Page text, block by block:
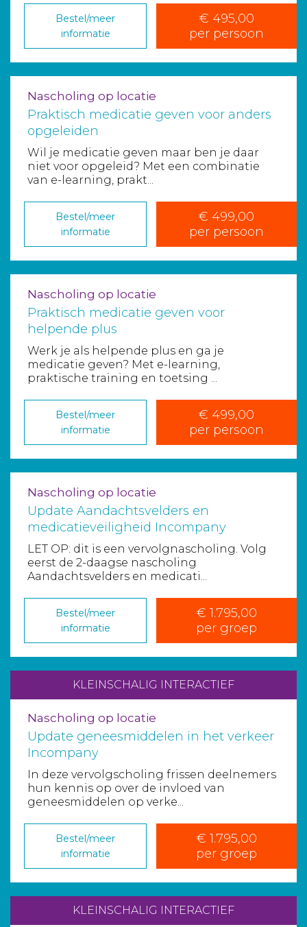
Bestel/meer
informatie
€ 495,00
per persoon
Nascholing op locatie
Praktisch medicatie geven voor anders
opgeleiden
Wil je medicatie geven maar ben je daar
niet voor opgeleid? Met een combinatie
van e-learning, prakt...
Bestel/meer
informatie
€ 499,00
per persoon
Nascholing op locatie
Praktisch medicatie geven voor
helpende plus
Werk je als helpende plus en ga je
medicatie geven? Met e-learning,
praktische training en toetsing ...
Bestel/meer
informatie
€ 499,00
per persoon
Nascholing op locatie
Update Aandachtsvelders en
medicatieveiligheid Incompany
LET OP: dit is een vervolgnascholing. Volg
eerst de 2-daagse nascholing
Aandachtsvelders en medicati...
Bestel/meer
informatie
€ 1.795,00
per groep
KLEINSCHALIG INTERACTIEF
Nascholing op locatie
Update geneesmiddelen in het verkeer
Incompany
In deze vervolgscholing frissen deelnemers
hun kennis op over de invloed van
geneesmiddelen op verke...
Bestel/meer
informatie
€ 1.795,00
per groep
KLEINSCHALIG INTERACTIEF